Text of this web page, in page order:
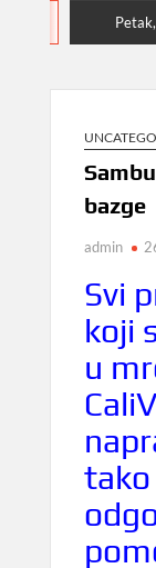
bazge
admin
Svi
koji
u
tako